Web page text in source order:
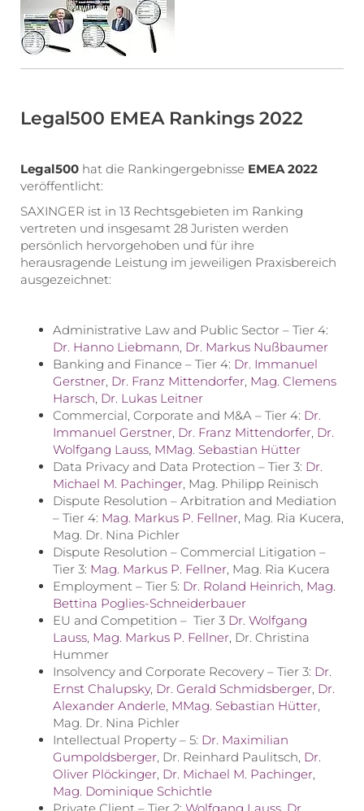
Legal500 EMEA Rankings 2022
Legal500 hat die Rankingergebnisse EMEA 2022
veröffentlicht:
SAXINGER ist in 13 Rechtsgebieten im Ranking
vertreten und insgesamt 28 Juristen werden
persönlich hervorgehoben und für ihre
herausragende Leistung im jeweiligen Praxisbereich
ausgezeichnet:
Administrative Law and Public Sector – Tier 4:
Dr. Hanno Liebmann Dr. Markus Nußbaumer
Banking and Finance – Tier 4: Dr. Immanuel
Gerstner Dr. Franz Mittendorfer Mag. Clemens
Harsch Dr. Lukas Leitner
Commercial, Corporate and M&A – Tier 4: Dr.
Immanuel Gerstner Dr. Franz Mittendorfer Dr.
Wolfgang Lauss MMag. Sebastian Hütter
Data Privacy and Data Protection – Tier 3: Dr.
Michael M. Pachinger , Mag. Philipp Reinisch
Dispute Resolution – Arbitration and Mediation
– Tier 4: Mag. Markus P. Fellner , Mag. Ria Kucera,
Mag. Dr. Nina Pichler
Dispute Resolution – Commercial Litigation –
Tier 3: Mag. Markus P. Fellner , Mag. Ria Kucera
Employment – Tier 5: Dr. Roland Heinrich Mag.
Bettina Poglies-Schneiderbauer
EU and Competition – Tier 3 Dr. Wolfgang
Lauss Mag. Markus P. Fellner , Dr. Christina
Hummer
Insolvency and Corporate Recovery – Tier 3: Dr.
Ernst Chalupsky, Dr. Gerald Schmidsberger Dr.
Alexander Anderle MMag. Sebastian Hütter
Mag. Dr. Nina Pichler
Intellectual Property – 5: Dr. Maximilian
Gumpoldsberger , Dr. Reinhard Paulitsch, Dr.
Oliver Plöckinger Dr. Michael M. Pachinger
Mag. Dominique Schichtle
Private Client – Tier 2: Wolfgang Lauss Dr.